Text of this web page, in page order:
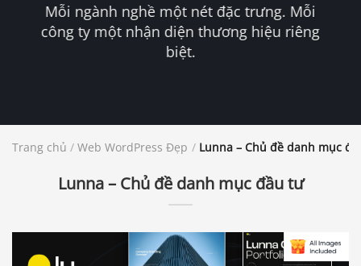
Mỗi ngành nghề một nét đặc trưng. Mỗi
công ty một nhận diện thương hiệu riêng
biệt.
Trang chủ / Web WordPress Đẹp / Lunna – Chủ đề danh mục
Lunna – Chủ đề danh mục đầu tư